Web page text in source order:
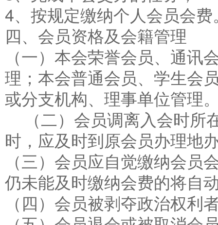
4、按规定缴纳个人会员会费
四、会员资格及会籍管理
（一）本会荣誉会员、通
理；本会普通会员、学生会
或分支机构、理事单位管理
（二）会员调离入会时所
时，应及时到原会员办理地
（三）会员应自觉缴纳会
仍未能及时缴纳会费的将自
（四）会员被剥夺政治权利